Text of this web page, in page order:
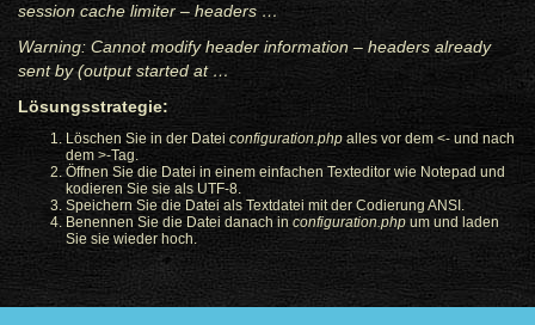
session cache limiter – headers …
Warning: Cannot modify header information – headers already
sent by (output started at …
Lösungsstrategie:
Löschen Sie in der Datei configuration.php alles vor dem <- und nach
dem >-Tag.
Öffnen Sie die Datei in einem einfachen Texteditor wie Notepad und
kodieren Sie sie als UTF-8.
Speichern Sie die Datei als Textdatei mit der Codierung ANSI.
Benennen Sie die Datei danach in configuration.php um und laden
Sie sie wieder hoch.